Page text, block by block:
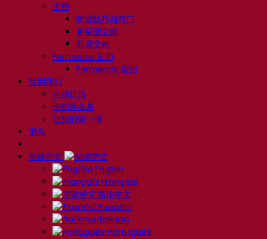
文档
啤酒技巧与窍门
葡萄酒文献
烈酒文献
Fermentis 应用
Fermentis 应用
找到我们
活动日历
经销商名单
让我们谈一谈
消息
简体中文
English
Français
简体中文
Español
Italiano
Português